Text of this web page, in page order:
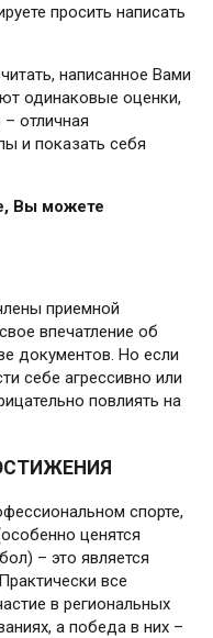
просить написать
написанное Вами
одинаковые оценки,
отличная
и показать себя
Вы можете
приемной
впечатление об
документов. Но если
себе агрессивно или
повлиять на
спорте,
ценятся
– это является
все
в региональных
а победа в них –